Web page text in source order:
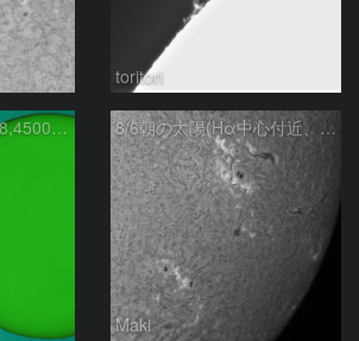
toritori
昨日の活動領域 4498,4500：2026/08/05 8/6朝の太陽(Hα中心付近、4498、4502付近)
Maki